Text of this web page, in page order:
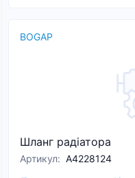
BOGAP
Шланг радіатора
Артикул: A4228124